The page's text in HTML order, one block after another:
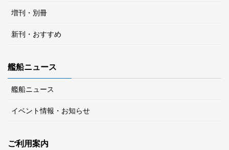
増刊・別冊
新刊・おすすめ
艦船ニュース
艦船ニュース
イベント情報・お知らせ
ご利用案内